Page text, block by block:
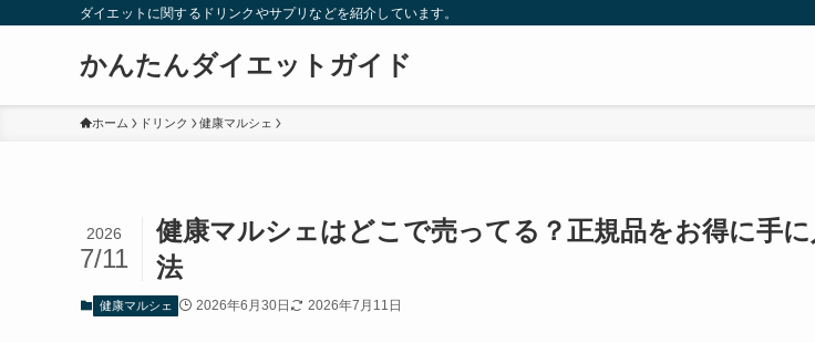
ダイエットに関するドリンクやサプリなどを紹介しています。
かんたんダイエットガイド
ホーム ドリンク 健康マルシェ
健康マルシェはどこで売ってる？正規品をお得に手
法
2026
7/11
健康マルシェ 2026年6月30日 2026年7月11日